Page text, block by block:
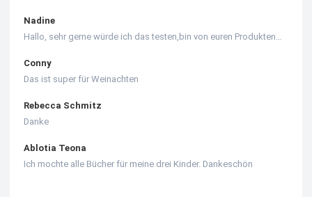
Nadine
Hallo, sehr gerne würde ich das testen,bin von euren Produkten…
Conny
Das ist super für Weinachten
Rebecca Schmitz
Danke
Ablotia Teona
Ich mochte alle Bücher für meine drei Kinder. Dankeschön